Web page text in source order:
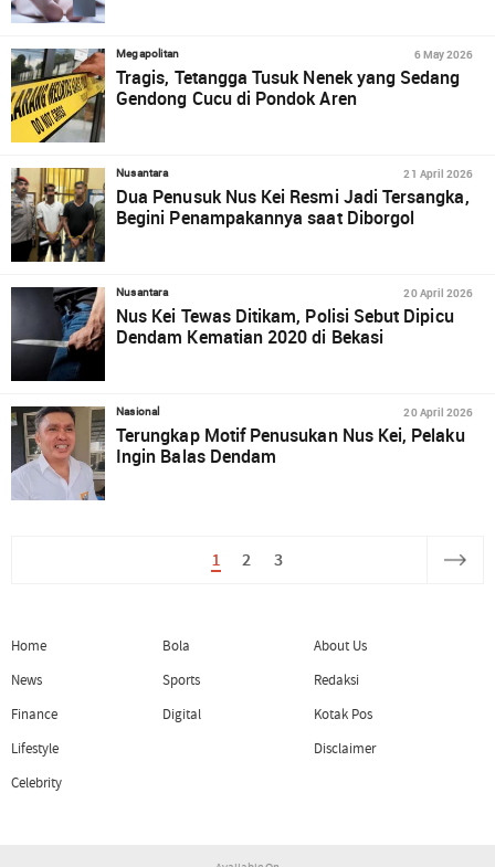
Megapolitan 6 May 2026
Tragis, Tetangga Tusuk Nenek yang Sedang
Gendong Cucu di Pondok Aren
Nusantara 21 April 2026
Dua Penusuk Nus Kei Resmi Jadi Tersangka,
Begini Penampakannya saat Diborgol
Nusantara 20 April 2026
Nus Kei Tewas Ditikam, Polisi Sebut Dipicu
Dendam Kematian 2020 di Bekasi
Nasional 20 April 2026
Terungkap Motif Penusukan Nus Kei, Pelaku
Ingin Balas Dendam
1 2 3
Home
News
Finance
Lifestyle
Celebrity
Bola
Sports
Digital
About Us
Redaksi
Kotak Pos
Disclaimer